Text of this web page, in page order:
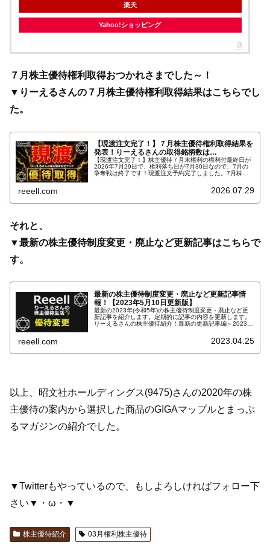
楽天
Yahoo!ショッピング
７月株主優待権利取得おつかれさまでした～！
▼りーえるさんの７月株主優待権利取得結果はこちらでし
た。
【現渡注文完了！】７月株主優待権利取得結果を
発表！りーえるさんの取得銘柄数は…
【現渡注文完了！】株主優待７月末権利の権利付最終日が
2026年7月29日で、権利落ち日が7月30日なので、7月の
争奪戦は終了です！現渡注文予約完了しました。7月株主
reeell.com 2026.07.29
それと、
▼最新の株主優待制度変更・廃止など更新記事はこちらで
す。
最新の株主優待制度変更・廃止など更新記事情
報！【2023年5月10日更新版】
最新の2023年(令和5年)の株主優待制度変更・廃止など更
新記事を紹介します。定期的に記事の内容を更新します。
りーえるさんの株主優待紹介！最新の更新記事編～2023年
reeell.com 2023.04.25
以上、昭文社ホールディングス(9475)さんの2020年の株
主優待の案内から選択した商品のGIGAマップルとまっぷ
るマガジンの紹介でした。
▼Twitterもやっているので、もしよろしければフォロー下
さい▼・ω・▼
株主優待紹介 03月権利株主優待